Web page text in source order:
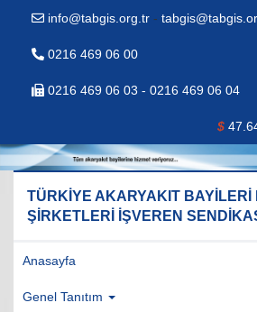
info@tabgis.org.tr -
0216 469 06 00
0216 469 06 03 - 0216 469 06 04
$
TÜRKİYE AKARYAKIT BAYİLERİ
ŞİRKETLERİ İŞVEREN
Anasayfa
Genel Tanıtım